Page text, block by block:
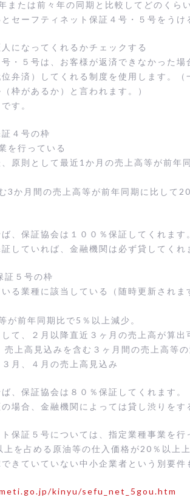
または前々年の同期と比較してどのくら
セーフティネット保証４号・５号をうけ
になってくれるかチェックする
・５号は、お客様が返済できなかった場
弁済）してくれる制度を使用します。（
枠があるか）と言われます。）
す。
４号の枠
を行っている
、原則として最近1か月の売上高等が前年
3か月間の売上高等が前年同期に比して
、保証協会は１００％保証してくれます
していれば、金融機関は必ず貸してくれ
５号の枠
る業種に該当している（随時更新されま
が前年同期比で5％以上減少。
、２月以降直近３ヶ月の売上高が算出
上高見込みを含む３ヶ月間の売上高等の
月、４月の売上高見込み
、保証協会は８０％保証してくれます。
の場合、金融機関によっては貸し渋りをす
保証５号については、指定業種事業を行
を占める原油等の仕入価格が20％以上
きていていない中小企業者という別要件
kinyu/sefu_net_5gou.htm